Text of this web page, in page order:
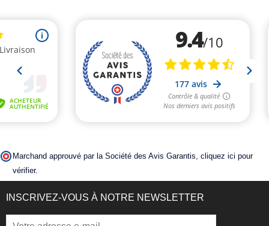
Marchand approuvé par la Société des Avis Garantis, cliquez ici pour
vérifier.
INSCRIVEZ-VOUS À NOTRE NEWSLETTER